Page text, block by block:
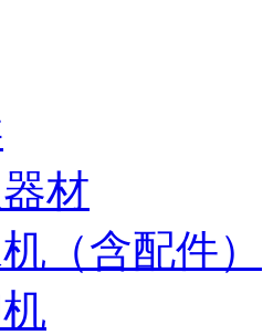
材
（含配件）